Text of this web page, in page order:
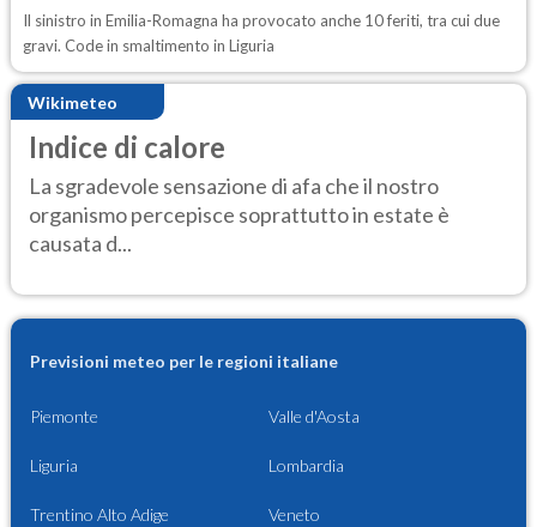
Il sinistro in Emilia-Romagna ha provocato anche 10 feriti, tra cui due
gravi. Code in smaltimento in Liguria
Wikimeteo
Indice di calore
La sgradevole sensazione di afa che il nostro
organismo percepisce soprattutto in estate è
causata d...
Previsioni meteo per le regioni italiane
Piemonte Valle d'Aosta
Liguria Lombardia
Trentino Alto Adige Veneto